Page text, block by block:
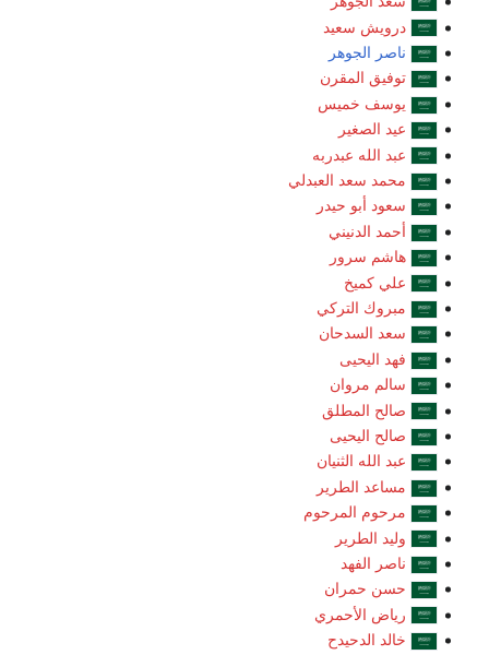
درويش سعيد
ناصر الجوهر
توفيق المقرن
يوسف خميس
عيد الصغير
عبد الله عبدربه
محمد سعد العبدلي
سعود أبو حيدر
أحمد الدنيني
هاشم سرور
علي كميخ
مبروك التركي
سعد السدحان
فهد اليحيى
سالم مروان
صالح المطلق
صالح اليحيى
عبد الله الثنيان
مساعد الطرير
مرحوم المرحوم
وليد الطرير
ناصر الفهد
حسن حمران
رياض الأحمري
خالد الدحيدح